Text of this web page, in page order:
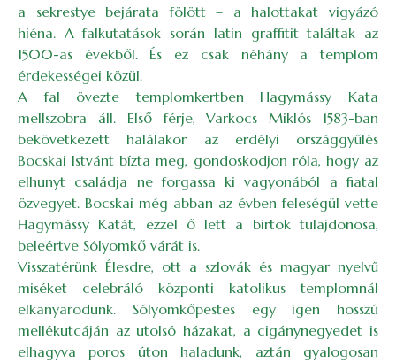
a sekrestye bejárata fölött – a halottakat vigyázó
hiéna. A falkutatások során latin graffitit találtak az
1500-as évekből. És ez csak néhány a templom
érdekességei közül.
A fal övezte templomkertben Hagymássy Kata
mellszobra áll. Első férje, Varkocs Miklós 1583-ban
bekövetkezett halálakor az erdélyi országgyűlés
Bocskai Istvánt bízta meg, gondoskodjon róla, hogy az
elhunyt családja ne forgassa ki vagyonából a fiatal
özvegyet. Bocskai még abban az évben feleségül vette
Hagymássy Katát, ezzel ő lett a birtok tulajdonosa,
beleértve Sólyomkő várát is.
Visszatérünk Élesdre, ott a szlovák és magyar nyelvű
miséket celebráló központi katolikus templomnál
elkanyarodunk. Sólyomkőpestes egy igen hosszú
mellékutcáján az utolsó házakat, a cigánynegyedet is
elhagyva poros úton haladunk, aztán gyalogosan